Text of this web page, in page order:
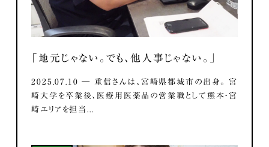
「地元じゃない。でも、他人事じゃない。」
2025.07.10 ― 重信さんは、宮崎県都城市の出身。 宮
崎大学を卒業後、医療用医薬品の営業職として熊本・宮
崎エリアを担当...